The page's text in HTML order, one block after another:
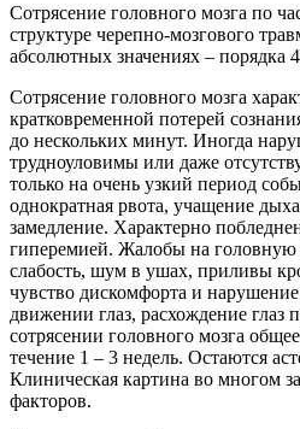
Сотрясение головного мозга по
структуре черепно-мозгового
абсолютных значениях – порядка
Сотрясение головного мозга
кратковременной потерей
до нескольких минут. Иногда
трудноуловимы или даже
только на очень узкий период
однократная рвота, учащение
замедление. Характерно
гиперемией. Жалобы на головную
слабость, шум в ушах, приливы
чувство дискомфорта и
движении глаз, расхождение
сотрясении головного мозга
течение 1 – 3 недель. Остаются
Клиническая картина во многом
факторов.